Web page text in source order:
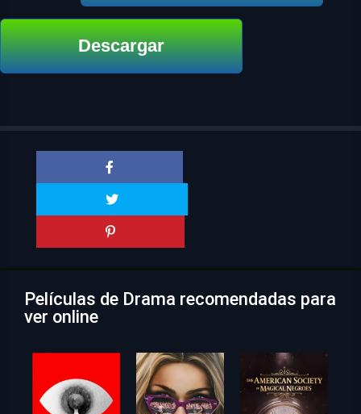
Descargar
Películas de Drama recomendadas para
ver online